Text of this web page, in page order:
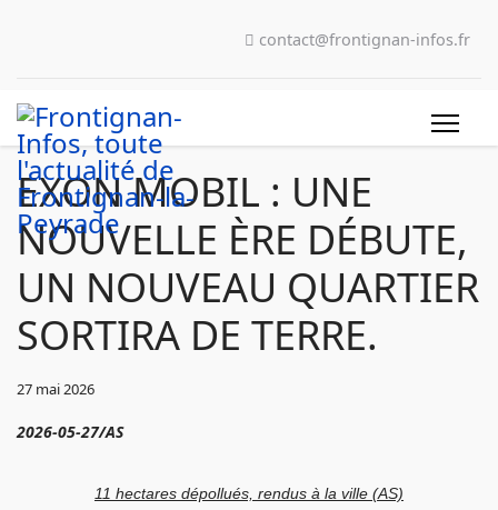
contact@frontignan-infos.fr
EXON MOBIL : UNE
NOUVELLE ÈRE DÉBUTE,
UN NOUVEAU QUARTIER
SORTIRA DE TERRE.
27 mai 2026
2026-05-27/AS
11 hectares dépollués, rendus à la ville (AS)